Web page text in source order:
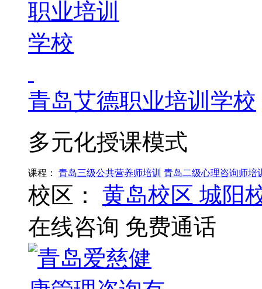
青岛艾德职业培训学校
多元化授课模式
课程： 青岛三级公共营养师培训 青岛二级心理咨询师培
校区： 黄岛校区 城阳
在线咨询 免费通话